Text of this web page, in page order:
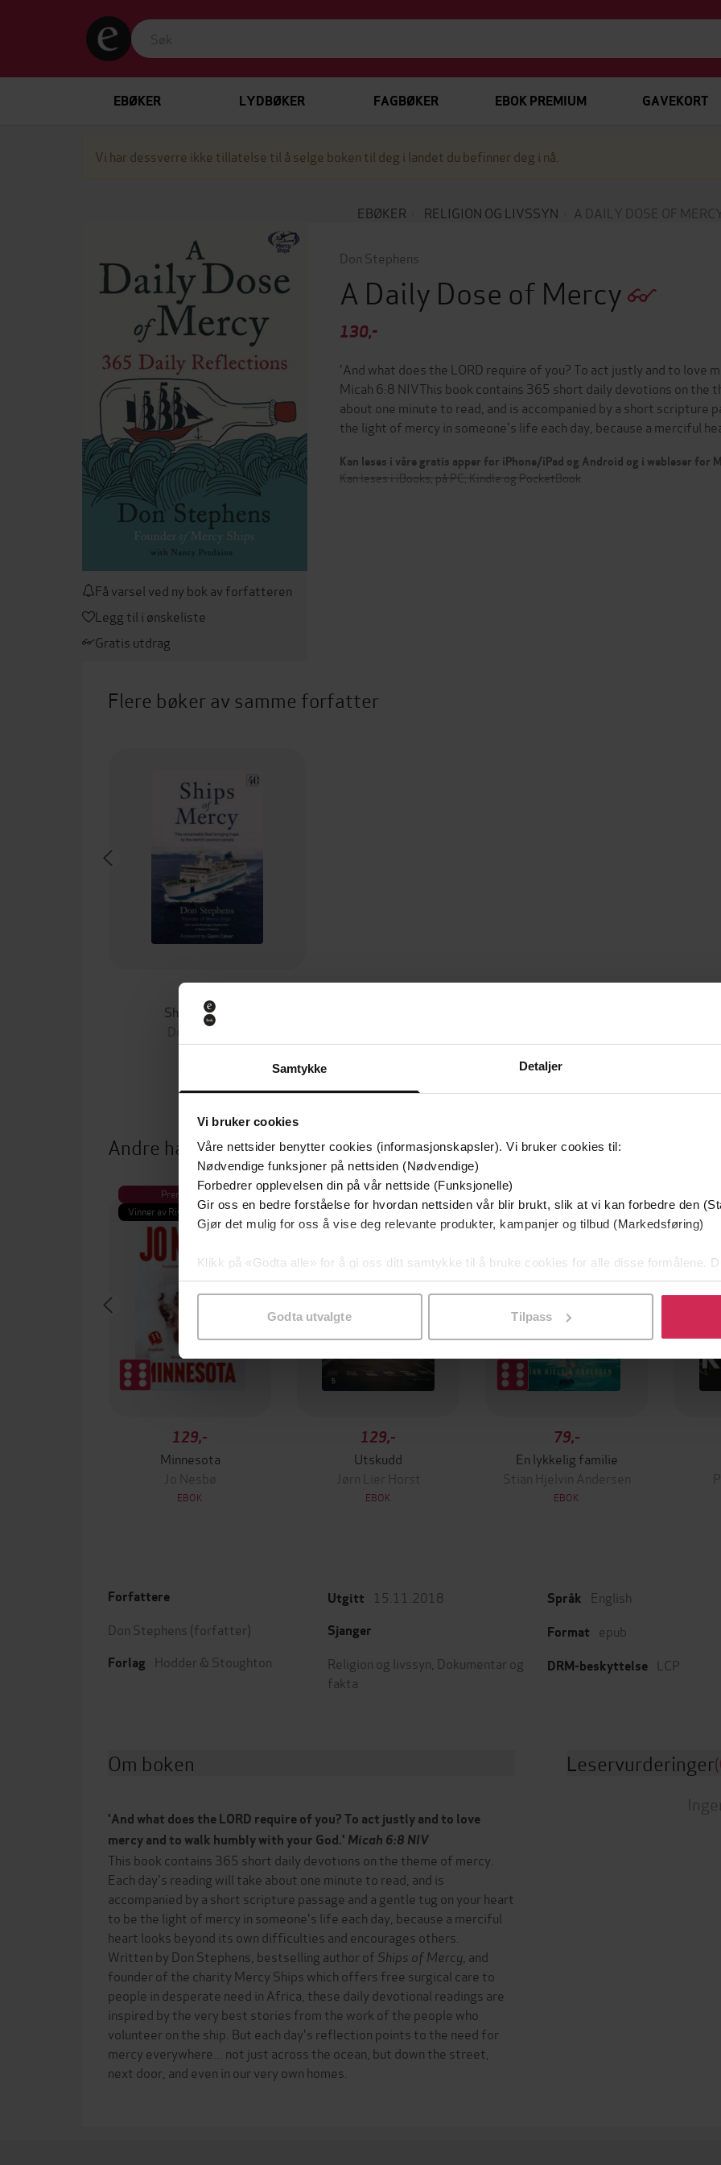
Samtykke Detaljer
Vi bruker cookies
Våre nettsider benytter cookies (informasjonskapsler). Vi bruker cookies til:
Nødvendige funksjoner på nettsiden (Nødvendige)
Forbedrer opplevelsen din på vår nettside (Funksjonelle)
Gir oss en bedre forståelse for hvordan nettsiden vår blir brukt, slik at vi kan forbedre den
Gjør det mulig for oss å vise deg relevante produkter, kampanjer og tilbud (Markedsføring)
Klikk på «Godta alle» for å gi oss ditt samtykke til å bruke cookies for alle disse formålene.
samtykke til spesifikke formål ved å klikke på «Tilpass». Du kan når som helst trekke
Godta utvalgte Tilpass
EBØKER LYDBØKER FAGBØKER EBOK PREMIUM GAVEKORT
Vi har dessverre ikke tillatelse til å selge boken til deg i landet du befinner deg i nå.
EBØKER RELIGION OG LIVSSYN A DAILY DOSE OF
Få varsel ved ny bok av forfatteren
Legg til i ønskeliste
Gratis utdrag
Don Stephens
A Daily Dose of Mercy
130,-
'And what does the LORD require of you? To act justly and to love
Micah 6:8 NIVThis book contains 365 short daily devotions on the
about one minute to read, and is accompanied by a short scripture
the light of mercy in someone's life each day, because a merciful
Kan leses i våre gratis apper for iPhone/iPad og Android og i webleser for
Kan leses i iBooks, på PC, Kindle og PocketBook
Flere bøker av samme forfatter
Ships of Mercy
Don Stephens
Andre har også kjøpt
Premium
Vinner av Rivertonprisen
129,-
Minnesota
Jo Nesbø
EBOK
Premium
Første gang på tilbud
129,-
Utskudd
Jørn Lier Horst
EBOK
Premium
79,-
En lykkelig familie
Stian Hjelvin Andersen
EBOK
Forfattere
Don Stephens (forfatter)
Forlag Hodder & Stoughton
Utgitt 15.11.2018
Sjanger
Religion og livssyn Dokumentar og
fakta
Språk English
Format epub
DRM-beskyttelse LCP
Om boken
'And what does the LORD require of you? To act justly and to love
mercy and to walk humbly with your God.' Micah 6:8 NIV
This book contains 365 short daily devotions on the theme of mercy.
Each day's reading will take about one minute to read, and is
accompanied by a short scripture passage and a gentle tug on your heart
to be the light of mercy in someone's life each day, because a merciful
heart looks beyond its own difficulties and encourages others.
Written by Don Stephens, bestselling author of Ships of Mercy , and
founder of the charity Mercy Ships which offers free surgical care to
people in desperate need in Africa, these daily devotional readings are
inspired by the very best stories from the work of the people who
volunteer on the ship. But each day's reflection points to the need for
mercy everywhere... not just across the ocean, but down the street,
next door, and even in our very own homes.
Leservurderinger